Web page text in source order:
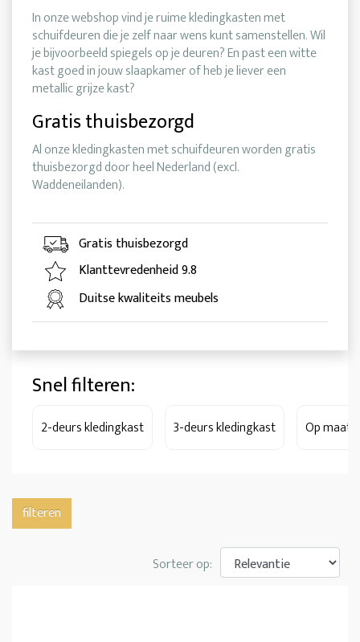
In onze webshop vind je ruime kledingkasten met
schuifdeuren die je zelf naar wens kunt samenstellen. Wil
je bijvoorbeeld spiegels op je deuren? En past een witte
kast goed in jouw slaapkamer of heb je liever een
metallic grijze kast?
Gratis thuisbezorgd
Al onze kledingkasten met schuifdeuren worden gratis
thuisbezorgd door heel Nederland (excl.
Waddeneilanden).
Gratis thuisbezorgd
Klanttevredenheid 9.8
Duitse kwaliteits meubels
Snel filteren:
2-deurs kledingkast 3-deurs kledingkast Op maat
filteren
Sorteer op: